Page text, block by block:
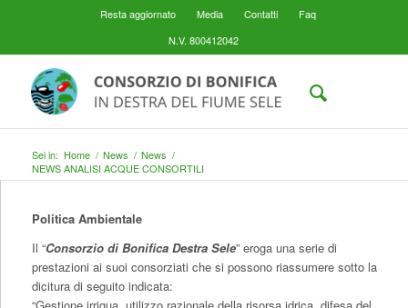
Resta aggiornato Media Contatti
Faq
N.V. 800412042
Sei in: Home / News / News /
NEWS ANALISI ACQUE CONSORTILI
Politica Ambientale
Il “Consorzio di Bonifica Destra Sele” eroga una serie di
prestazioni ai suoi consorziati che si possono riassumere sotto la
dicitura di seguito indicata: